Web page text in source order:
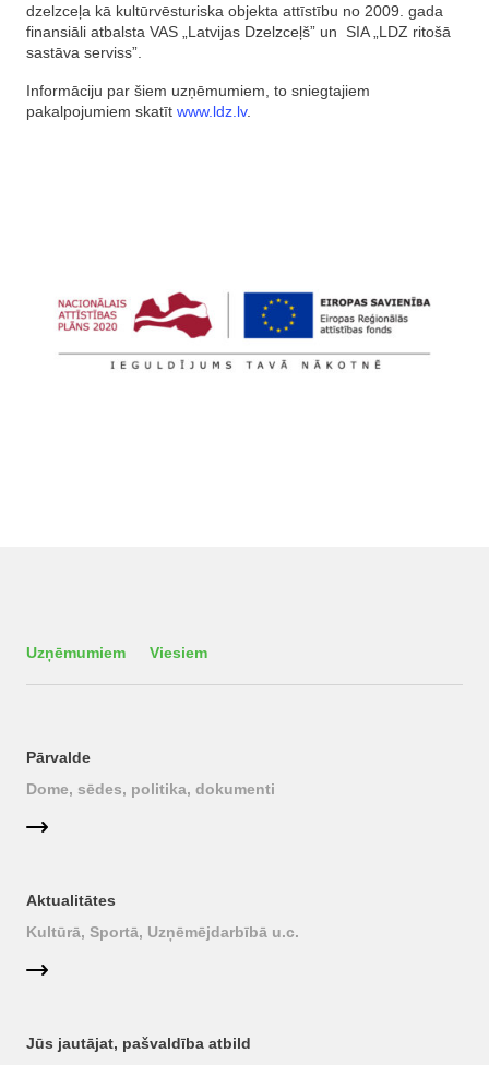
dzelzceļa kā kultūrvēsturiska objekta attīstību no 2009. gada
finansiāli atbalsta VAS „Latvijas Dzelzceļš” un SIA „LDZ ritošā
sastāva serviss”.
Informāciju par šiem uzņēmumiem, to sniegtajiem
pakalpojumiem skatīt www.ldz.lv.
Uzņēmumiem Viesiem
Pārvalde
Dome, sēdes, politika, dokumenti
Aktualitātes
Kultūrā, Sportā, Uzņēmējdarbībā u.c.
Jūs jautājat, pašvaldība atbild